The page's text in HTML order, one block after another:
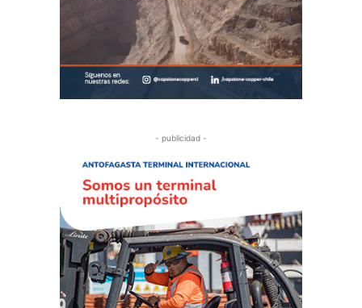
- publicidad -